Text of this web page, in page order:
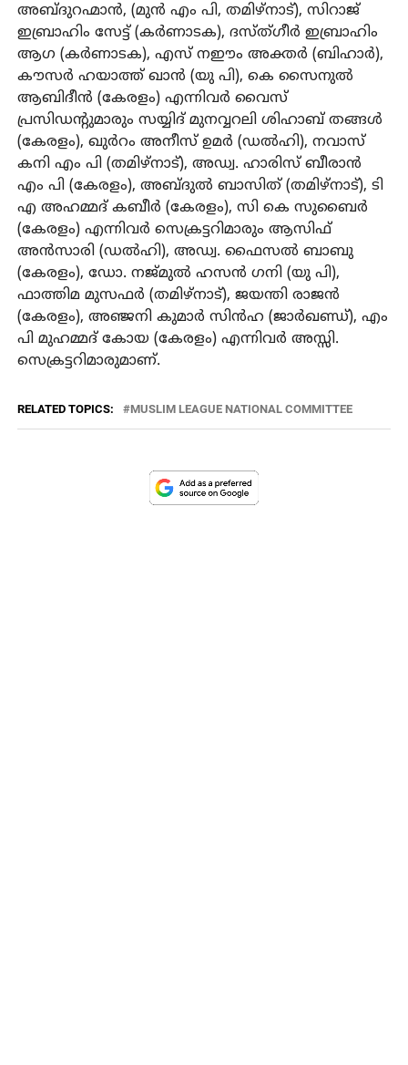
അബ്ദുറഹ്മാന്‍, (മുന്‍ എം പി, തമിഴ്നാട്), സിറാജ്
ഇബ്രാഹിം സേട്ട് (കര്‍ണാടക), ദസ്ത്ഗീര്‍ ഇബ്രാഹിം
ആഗ (കര്‍ണാടക), എസ് നഈം അക്തര്‍ (ബിഹാര്‍),
കൗസര്‍ ഹയാത്ത് ഖാന്‍ (യു പി), കെ സൈനുല്‍
ആബിദീന്‍ (കേരളം) എന്നിവര്‍ വൈസ്
പ്രസിഡന്റുമാരും സയ്യിദ് മുനവ്വറലി ശിഹാബ് തങ്ങള്‍
(കേരളം), ഖുര്‍റം അനീസ് ഉമര്‍ (ഡല്‍ഹി), നവാസ്
കനി എം പി (തമിഴ്നാട്), അഡ്വ. ഹാരിസ് ബീരാന്‍
എം പി (കേരളം), അബ്ദുല്‍ ബാസിത് (തമിഴ്‌നാട്), ടി
എ അഹമ്മദ് കബീര്‍ (കേരളം), സി കെ സുബൈര്‍
(കേരളം) എന്നിവര്‍ സെക്രട്ടറിമാരും ആസിഫ്
അന്‍സാരി (ഡല്‍ഹി), അഡ്വ. ഫൈസല്‍ ബാബു
(കേരളം), ഡോ. നജ്മുല്‍ ഹസന്‍ ഗനി (യു പി),
ഫാത്തിമ മുസഫര്‍ (തമിഴ്നാട്), ജയന്തി രാജന്‍
(കേരളം), അഞ്ജനി കുമാര്‍ സിന്‍ഹ (ജാര്‍ഖണ്ഡ്), എം
പി മുഹമ്മദ് കോയ (കേരളം) എന്നിവര്‍ അസ്സി.
സെക്രട്ടറിമാരുമാണ്.
RELATED TOPICS: MUSLIM LEAGUE NATIONAL COMMITTEE